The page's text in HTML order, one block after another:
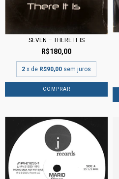
SEVEN – THERE IT IS
R$180,00
2 x de R$90,00 sem juros